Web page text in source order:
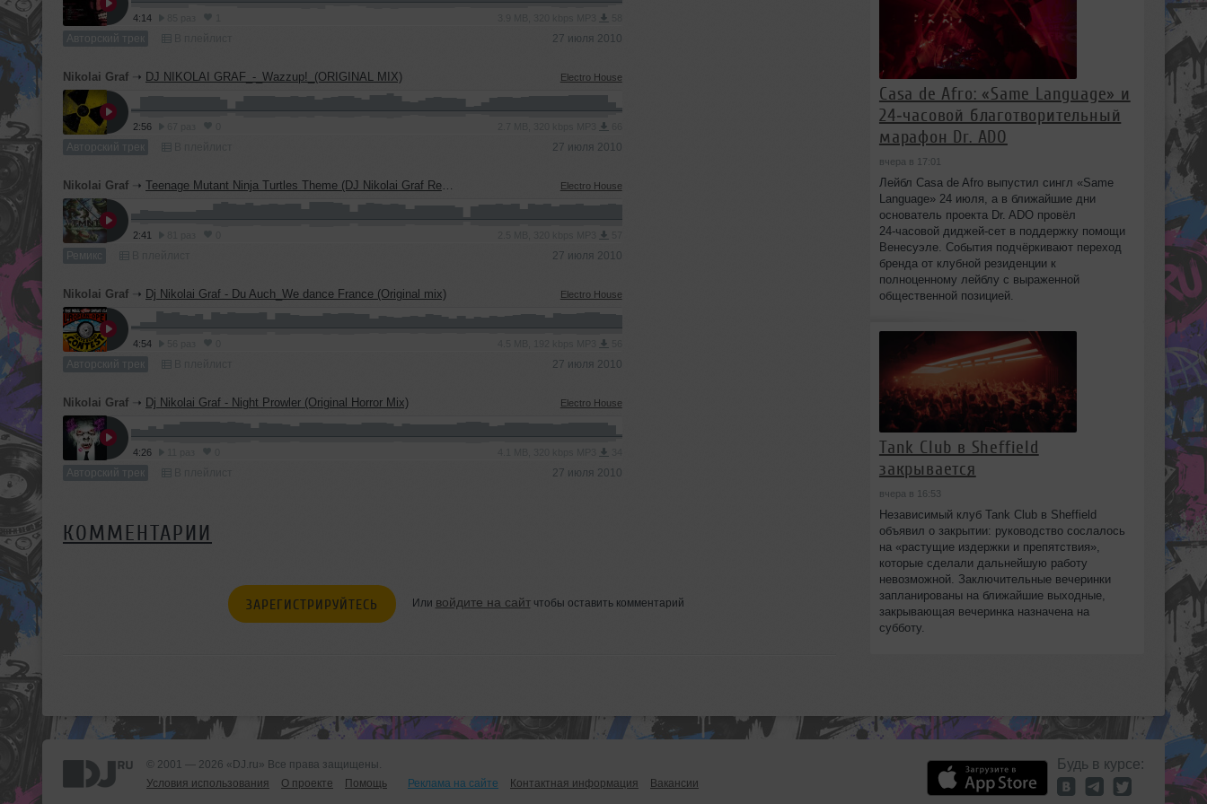
4:14
Авторский трек 27 июля 2010
Nikolai Graf ➝ DJ NIKOLAI GRAF_-_Wazzup!_(ORIGINAL MIX) Electro House
2:56
Авторский трек 27 июля 2010
Nikolai Graf ➝ Teenage Mutant Ninja Turtles Theme (DJ Nikolai Graf Remix) Electro House
2:41
Ремикс 27 июля 2010
Nikolai Graf ➝ Dj Nikolai Graf - Du Auch_We dance France (Original mix) Electro House
4:54
Авторский трек 27 июля 2010
Nikolai Graf ➝ Dj Nikolai Graf - Night Prowler (Original Horror Mix) Electro House
4:26
Авторский трек 27 июля 2010
КОММЕНТАРИИ
ЗАРЕГИСТРИРУЙТЕСЬ Или войдите на сайтчтобы оставить комментарий
Casa de Afro: «Same Language» и
24‑часовой благотворительный
марафон Dr. ADO
вчера в 17:01
Лейбл Casa de Afro выпустил сингл «Same
Language» 24 июля, а в ближайшие дни
основатель проекта Dr. ADO провёл
24‑часовой диджей‑сет в поддержку помощи
Венесуэле. События подчёркивают переход
бренда от клубной резиденции к
полноценному лейблу с выраженной
общественной позицией.
Tank Club в Sheffield
закрывается
вчера в 16:53
Независимый клуб Tank Club в Sheffield
объявил о закрытии: руководство сослалось
на «растущие издержки и препятствия»,
которые сделали дальнейшую работу
невозможной. Заключительные вечеринки
запланированы на ближайшие выходные,
закрывающая вечеринка назначена на
субботу.
© 2001 — 2026 «DJ.ru» Все права защищены.
Условия использования
О проекте Помощь Реклама на сайте Контактная информация Вакансии
Будь в курсе: